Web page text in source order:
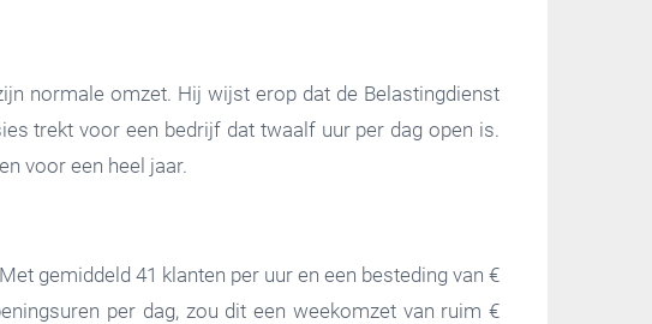
normale omzet. Hij wijst erop dat de Belastingdienst
trekt voor een bedrijf dat twaalf uur per dag open is.
voor een heel jaar.
gemiddeld 41 klanten per uur en een besteding van €
per dag, zou dit een weekomzet van ruim €